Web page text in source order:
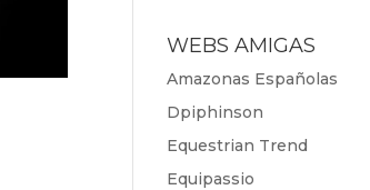
WEBS AMIGAS
Amazonas Españolas
Dpiphinson
Equestrian Trend
Equipassio